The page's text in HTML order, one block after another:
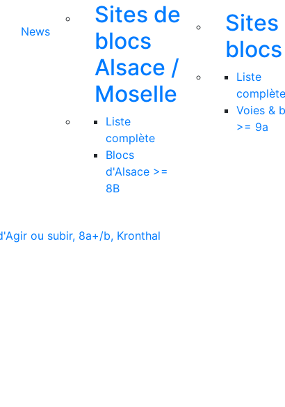
News
Sites de
blocs
Alsace /
Moselle
Liste
complète
Blocs
d'Alsace >=
8B
Sites
blocs
Liste
complète
Voies &
>= 9a
ou subir, 8a+/b, Kronthal